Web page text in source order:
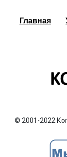
Главная
© 2001-2022